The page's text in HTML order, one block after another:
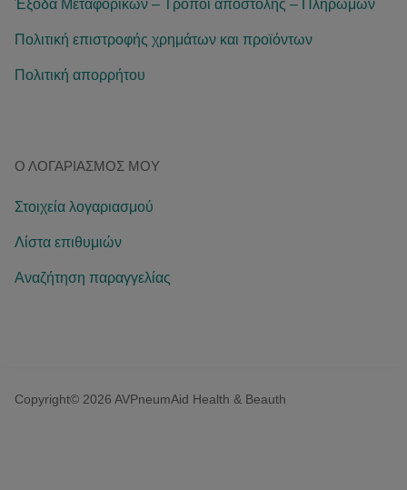
Έξοδα Μεταφορικών – Τρόποι αποστολής – Πληρωμών
Πολιτική επιστροφής χρημάτων και προϊόντων
Πολιτική απορρήτου
Ο ΛΟΓΑΡΙΑΣΜΌΣ ΜΟΥ
Στοιχεία λογαριασμού
Λίστα επιθυμιών
Αναζήτηση παραγγελίας
Copyright© 2026 AVPneumAid Health & Beauth